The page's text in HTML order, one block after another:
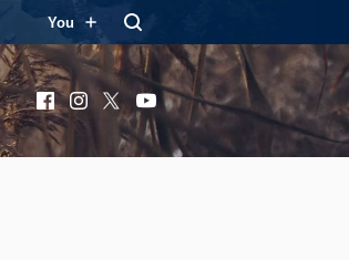
You
FacebookInstagram
X YouTube